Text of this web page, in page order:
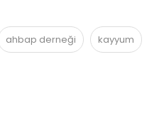
ahbap derneği kayyum